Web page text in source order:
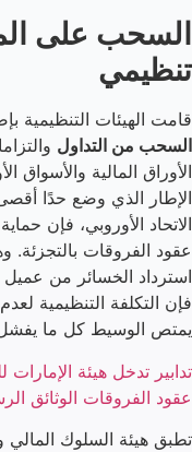
السحب على
تنظيمي
قامت الهيئات التنظيمية
السحب من التداول
الإطار الذي وضع حدًا أقصى
الاتحاد الأوروبي، فإن
عقود الفروقات بالتجزئة.
استرداد الخسائر من عميل
فإن التكلفة التنظيمية
يمتص الوسيط كل ما
عقود الفروقات الوثائق
تطبق هيئة السلوك المالي